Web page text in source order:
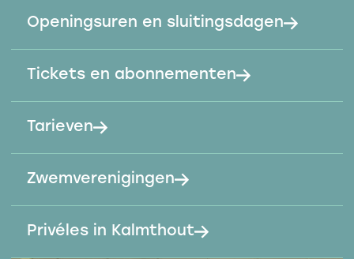
Openingsuren en sluitingsdagen
Tickets en abonnementen
Tarieven
Zwemverenigingen
Privéles in Kalmthout